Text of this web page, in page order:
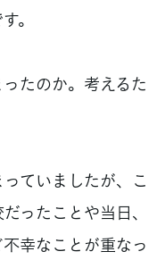
。
たのか。考えるた
ていましたが、こ
ったことや当日、
幸なことが重なっ